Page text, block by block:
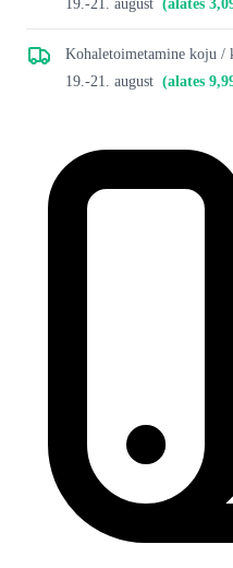
19.-21. august (alates
Kohaletoimetamine koju /
19.-21. august (alates